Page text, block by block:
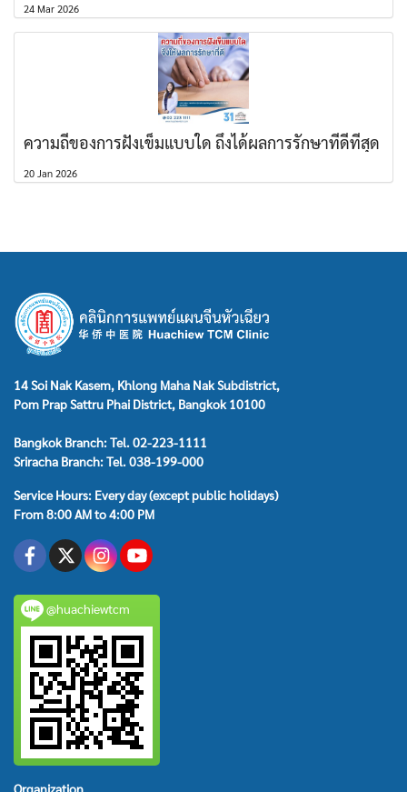
24 Mar 2026
ความถี่ของการฝังเข็มแบบใด ถึงได้ผลการรักษาที่ดีที่สุด
20 Jan 2026
14 Soi Nak Kasem, Khlong Maha Nak Subdistrict,
Pom Prap Sattru Phai District, Bangkok 10100
Bangkok Branch: Tel. 02-223-1111
Sriracha Branch: Tel. 038-199-000
Service Hours: Every day (except public holidays)
From 8:00 AM to 4:00 PM
@huachiewtcm
Organization